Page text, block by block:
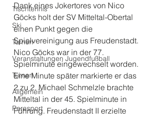
Tischtennis
Ski
Turnen
Veranstaltungen Jugendfußball
Turnen
Allgemein
Parasport
Dank eines Jokertores von Nico
Göcks holt der SV Mitteltal-Obertal
einen Punkt gegen die
Spielvereinigung aus Freudenstadt.
Nico Göcks war in der 77.
Spielminute eingewechselt worden.
Eine Minute später markierte er das
2 zu 2. Michael Schmelzle brachte
Mitteltal in der 45. Spielminute in
Führung. Freudenstadt II erzielte